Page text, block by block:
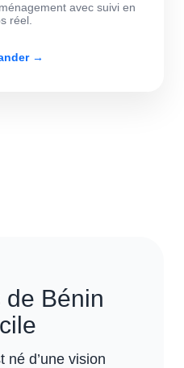
avec suivi en
réel.
→
Bénin
né d’une vision